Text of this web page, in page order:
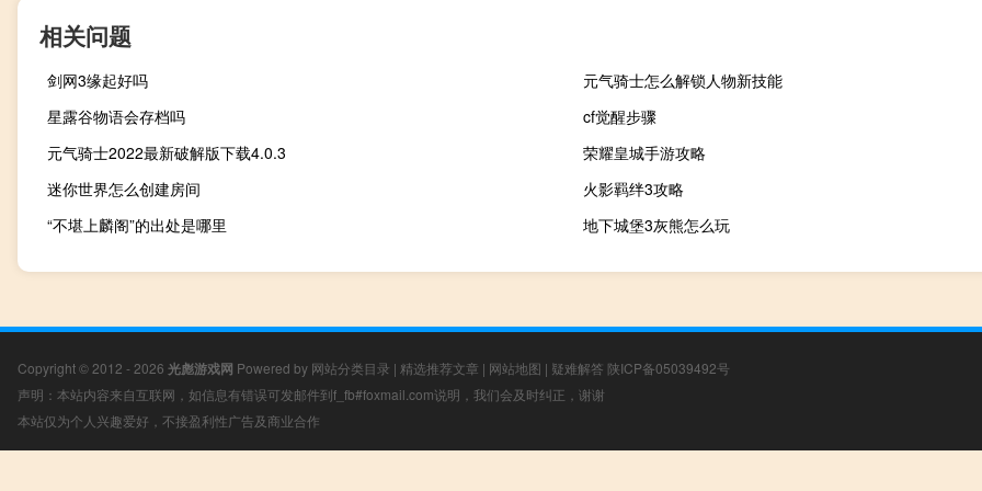
相关问题
剑网3缘起好吗
元气骑士怎么解锁人物新技能
星露谷物语会存档吗
cf觉醒步骤
元气骑士2022最新破解版下载4.0.3
荣耀皇城手游攻略
迷你世界怎么创建房间
火影羁绊3攻略
“不堪上麟阁”的出处是哪里
地下城堡3灰熊怎么玩
Copyright © 2012 - 2026 光彪游戏网 Powered by 网站分类目录 | 精选推荐文章 | 网站地图 | 疑难解答 陕ICP备05039492号
声明：本站内容来自互联网，如信息有错误可发邮件到f_fb#foxmail.com说明，我们会及时纠正，谢谢
本站仅为个人兴趣爱好，不接盈利性广告及商业合作